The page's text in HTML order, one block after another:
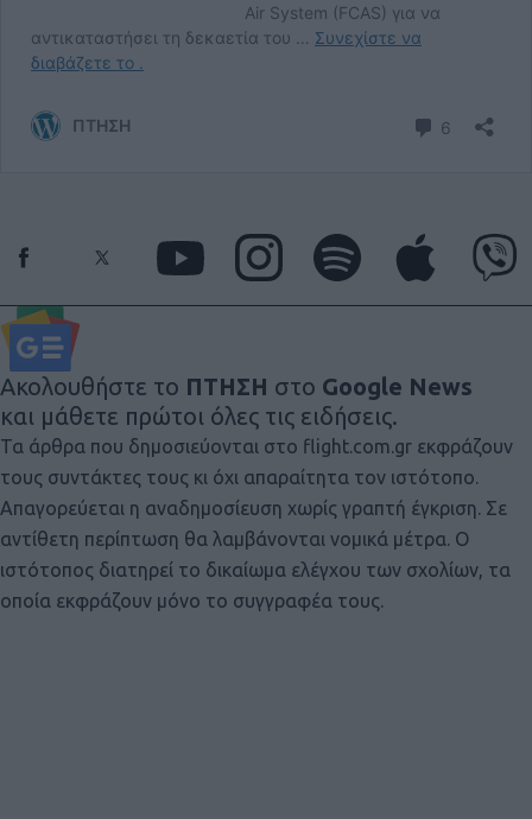
Ακολουθήστε το ΠΤΗΣΗ στο Google News
και μάθετε πρώτοι όλες τις ειδήσεις.
Τα άρθρα που δημοσιεύονται στο flight.com.gr εκφράζουν
τους συντάκτες τους κι όχι απαραίτητα τον ιστότοπο.
Απαγορεύεται η αναδημοσίευση χωρίς γραπτή έγκριση. Σε
αντίθετη περίπτωση θα λαμβάνονται νομικά μέτρα. Ο
ιστότοπος διατηρεί το δικαίωμα ελέγχου των σχολίων, τα
οποία εκφράζουν μόνο το συγγραφέα τους.